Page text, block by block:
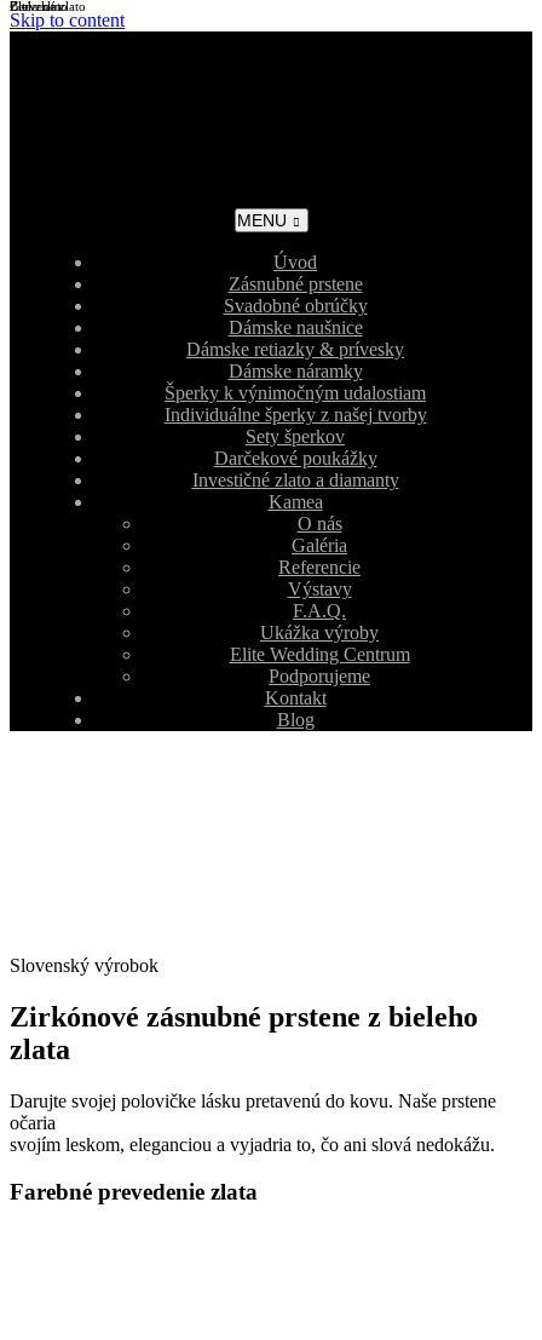
Skip to content
MENU
Úvod
Zásnubné prstene
Svadobné obrúčky
Dámske naušnice
Dámske retiazky & prívesky
Dámske náramky
Šperky k výnimočným udalostiam
Individuálne šperky z našej tvorby
Sety šperkov
Darčekové poukážky
Investičné zlato a diamanty
Kamea
O nás
Galéria
Referencie
Výstavy
F.A.Q.
Ukážka výroby
Elite Wedding Centrum
Podporujeme
Kontakt
Blog
Slovenský výrobok
Zirkónové zásnubné prstene z bieleho
zlata
Darujte svojej polovičke lásku pretavenú do kovu. Naše prstene
očaria
svojím leskom, eleganciou a vyjadria to, čo ani slová nedokážu.
Farebné prevedenie zlata
Biele zlato
Žlté zlato
Červené zlato